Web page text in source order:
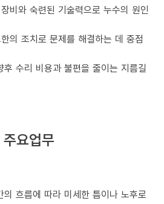
비와 숙련된 기술력으로 누수의 원인
의 조치로 문제를 해결하는 데 중점
수리 비용과 불편을 줄이는 지름길
요업무
흐름에 따라 미세한 틈이나 노후로